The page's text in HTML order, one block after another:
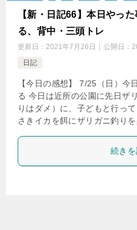
【新・日記66】本日やっ
る、背中・三頭トレ
更新日： 2021年7月26日 公開日：
日記
【今日の感想】 7/25（日）
る 今日は近所の公園に先日ザ
りはダメ）に、子どもと行っ
さきイカを餌にザリガニ釣り
続き